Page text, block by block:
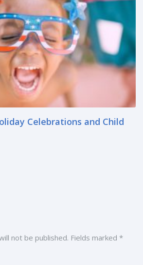
Celebrations and Child
not be published. Fields marked *